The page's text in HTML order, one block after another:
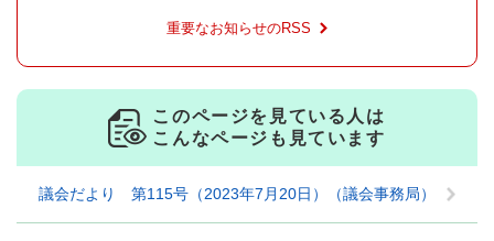
重要なお知らせのRSS
このページを見ている人は
こんなページも見ています
議会だより 第115号（2023年7月20日）（議会事務局）